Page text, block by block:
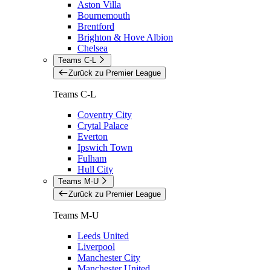
Aston Villa
Bournemouth
Brentford
Brighton & Hove Albion
Chelsea
Teams C-L
Zurück zu Premier League
Teams C-L
Coventry City
Crytal Palace
Everton
Ipswich Town
Fulham
Hull City
Teams M-U
Zurück zu Premier League
Teams M-U
Leeds United
Liverpool
Manchester City